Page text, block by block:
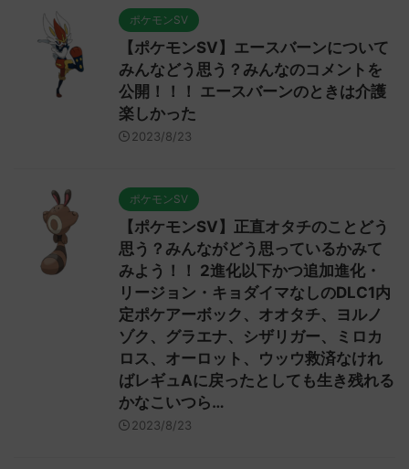
ポケモンSV
【ポケモンSV】エースバーンについて
みんなどう思う？みんなのコメントを
公開！！！ エースバーンのときは介護
楽しかった
2023/8/23
ポケモンSV
【ポケモンSV】正直オタチのことどう
思う？みんながどう思っているかみて
みよう！！ 2進化以下かつ追加進化・
リージョン・キョダイマなしのDLC1内
定ポケアーボック、オオタチ、ヨルノ
ゾク、グラエナ、シザリガー、ミロカ
ロス、オーロット、ウッウ救済なけれ
ばレギュAに戻ったとしても生き残れる
かなこいつら…
2023/8/23